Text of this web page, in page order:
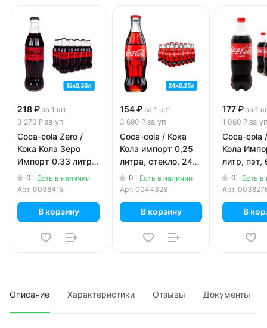
218 ₽ за 1 шт
3 270 ₽ за уп
Coca-cola Zero /
Кока Кола Зеро
Импорт 0.33 литра,
стекло, 15 шт. в уп.
0
Есть в наличии
Арт. 0038418
В корзину
154 ₽ за 1 шт
3 690 ₽ за уп
Coca-cola / Кока
Кола импорт 0,25
литра, стекло, 24
шт. в уп.
0
Есть в наличии
Арт. 0044328
В корзину
177 ₽ за 1
1 060 ₽ за
Coca-cola
Кола
литр, пэт,
уп.0
Есть в
Арт.
В
Описание Характеристики Отзывы Документы